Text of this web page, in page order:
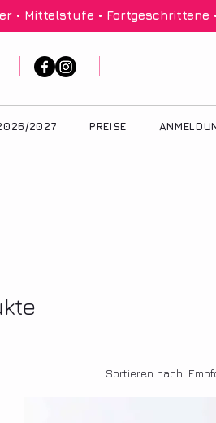
Mittelstufe • Fortgeschrittene
2027 PREISE
Sortieren nach: